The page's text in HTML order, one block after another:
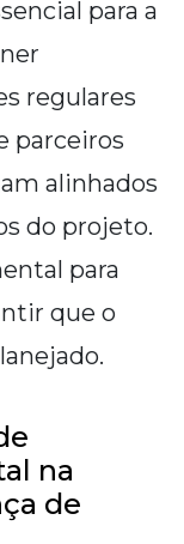
para a
regulares
parceiros
alinhados
do projeto.
para
que o
na
de